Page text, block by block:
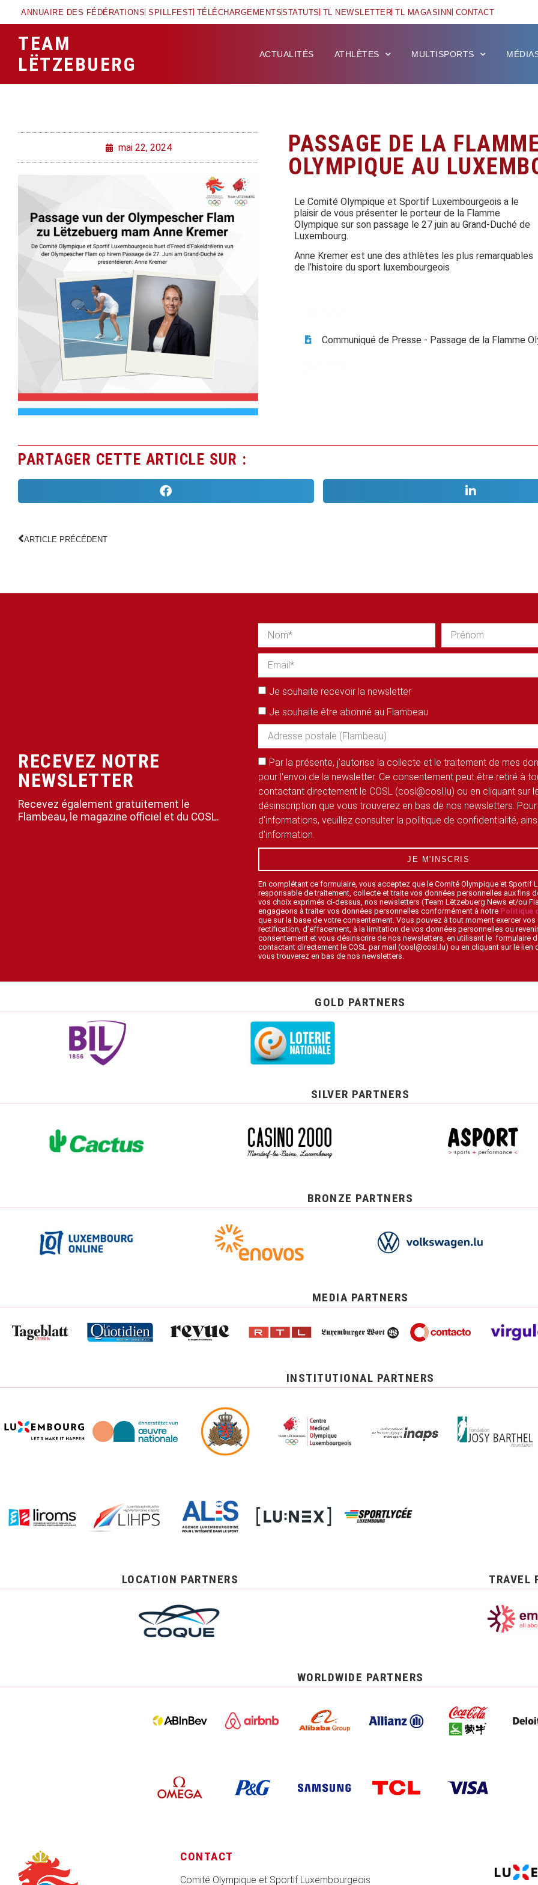
ANNUAIRE DES FÉDÉRATIONS SPILLFEST TÉLÉCHARGEMENTSSTATUTS TL NEWSLETTER TL MAGASINN CONTACT
TEAM
LËTZEBUERG
ACTUALITÉS ATHLÈTES MULTISPORTS
mai 22, 2024
PASSAGE DE LA
OLYMPIQUE AU
Le Comité Olympique et Sportif Luxembourgeois a le
plaisir de vous présenter le porteur de la Flamme
Olympique sur son passage le 27 juin au Grand-Duché de
Luxembourg.
Anne Kremer est une des athlètes les plus remarquables
de l’histoire du sport luxembourgeois
Communiqué de Presse - Passage de la Flamme
PARTAGER CETTE ARTICLE SUR :
ARTICLE PRÉCÉDENT
RECEVEZ NOTRE
NEWSLETTER
Recevez également gratuitement le
Flambeau, le magazine officiel et du COSL.
Je souhaite recevoir la newsletter
Je souhaite être abonné au Flambeau
Par la présente, j'autorise la collecte et le traitement de mes
pour l'envoi de la newsletter. Ce consentement peut être retiré à
contactant directement le COSL (cosl@cosl.lu) ou en cliquant sur
désinscription que vous trouverez en bas de nos newsletters. Pour
d'informations, veuillez consulter la politique de confidentialité,
d'information.
JE M'INSCRIS
En complétant ce formulaire, vous acceptez que le Comité Olympique et Sportif
responsable de traitement, collecte et traite vos données personnelles aux fins
vos choix exprimés ci-dessus, nos newsletters (Team Lëtzebuerg News et/ou
engageons à traiter vos données personnelles conformément à notre Politique
que sur la base de votre consentement. Vous pouvez à tout moment exercer vos
rectification, d’effacement, à la limitation de vos données personnelles ou
consentement et vous désinscrire de nos newsletters, en utilisant le formulaire
contactant directement le COSL par mail (cosl@cosl.lu) ou en cliquant sur le
vous trouverez en bas de nos newsletters.
GOLD PARTNERS
SILVER PARTNERS
BRONZE PARTNERS
MEDIA PARTNERS
INSTITUTIONAL PARTNERS
LOCATION PARTNERS TRAVEL
WORLDWIDE PARTNERS
CONTACT
Comité Olympique et Sportif Luxembourgeois